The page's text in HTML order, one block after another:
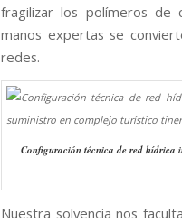
fragilizar los polímeros de
manos expertas se
redes.
Configuración técnica de red hídrica
Nuestra solvencia nos